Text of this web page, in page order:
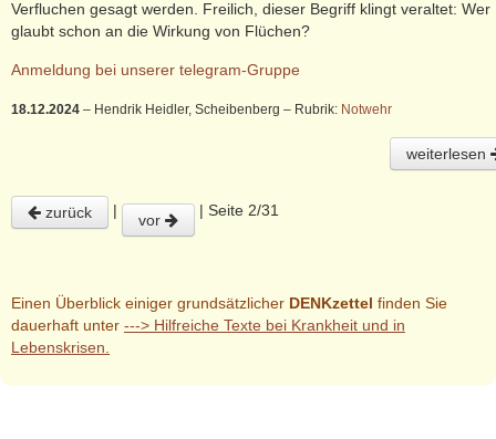
Verfluchen gesagt werden. Freilich, dieser Begriff klingt veraltet: Wer
glaubt schon an die Wirkung von Flüchen?
Anmeldung bei unserer telegram-Gruppe
18.12.2024 – Hendrik Heidler, Scheibenberg – Rubrik: Notwehr
weiterlesen
zurück |
vor
| Seite 2/31
Einen Überblick einiger grundsätzlicher DENKzettel finden Sie
dauerhaft unter ---> Hilfreiche Texte bei Krankheit und in
Lebenskrisen